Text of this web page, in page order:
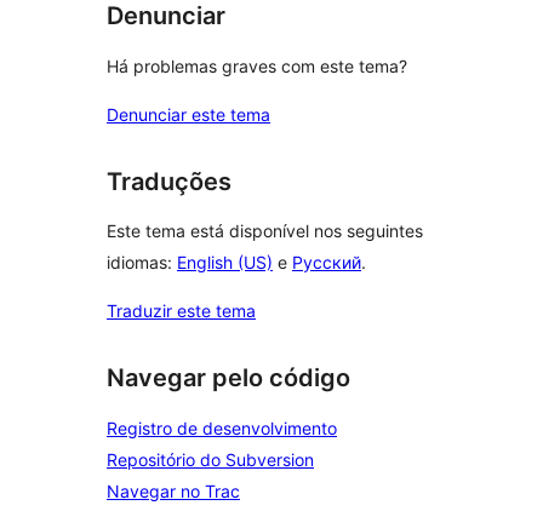
Denunciar
Há problemas graves com este tema?
Denunciar este tema
Traduções
Este tema está disponível nos seguintes
idiomas: English (US) e Русский.
Traduzir este tema
Navegar pelo código
Registro de desenvolvimento
Repositório do Subversion
Navegar no Trac